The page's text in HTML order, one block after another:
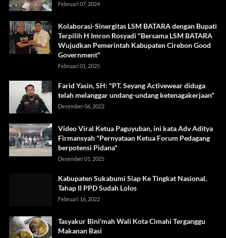
Februari 07, 2024
Kolaborasi-Sinergitas LSM BATARA dengan Bupati
Terpilih H Imron Rosyadi "Bersama LSM BATARA
Wujudkan Pemerintah Kabupaten Cirebon Good
Government"
Februari 01, 2025
Farid Yasin, SH: "PT. Seyang Activewear diduga
telah melanggar undang-undang ketenagakerjaan"
Desember 06, 2022
Video Viral Ketua Paguyuban, ini kata Adv Aditya
Firmansyah "Pernyataan Ketua Forum Pedagang
berpotensi Pidana"
Desember 01, 2025
Kabupaten Sukabumi Siap Ke Tingkat Nasional,
Tahap II PPD Sudah Lolos
Februari 16, 2022
Tasyakur Bini'mah Wali Kota Cimahi Terganggu
Makanan Basi